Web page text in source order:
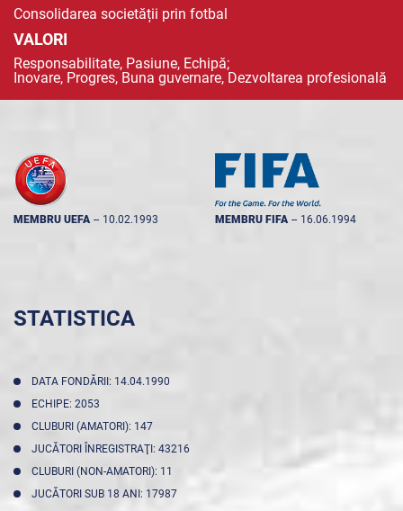
Consolidarea societății prin fotbal
VALORI
Responsabilitate, Pasiune, Echipă;
Inovare, Progres, Buna guvernare, Dezvoltarea profesională
MEMBRU UEFA -- 10.02.1993 MEMBRU FIFA -- 16.06.1994
STATISTICA
DATA FONDĂRII: 14.04.1990
ECHIPE: 2053
CLUBURI (AMATORI): 147
JUCĂTORI ÎNREGISTRAŢI: 43216
CLUBURI (NON-AMATORI): 11
JUCĂTORI SUB 18 ANI: 17987